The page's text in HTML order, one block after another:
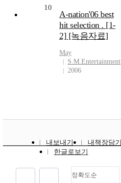
10
A-nation'06 best
hit selection . [1-
2] [녹음자료]
May
S.M.Entertainment
2006
내보내기
내책장담
한글로보기
정확도순